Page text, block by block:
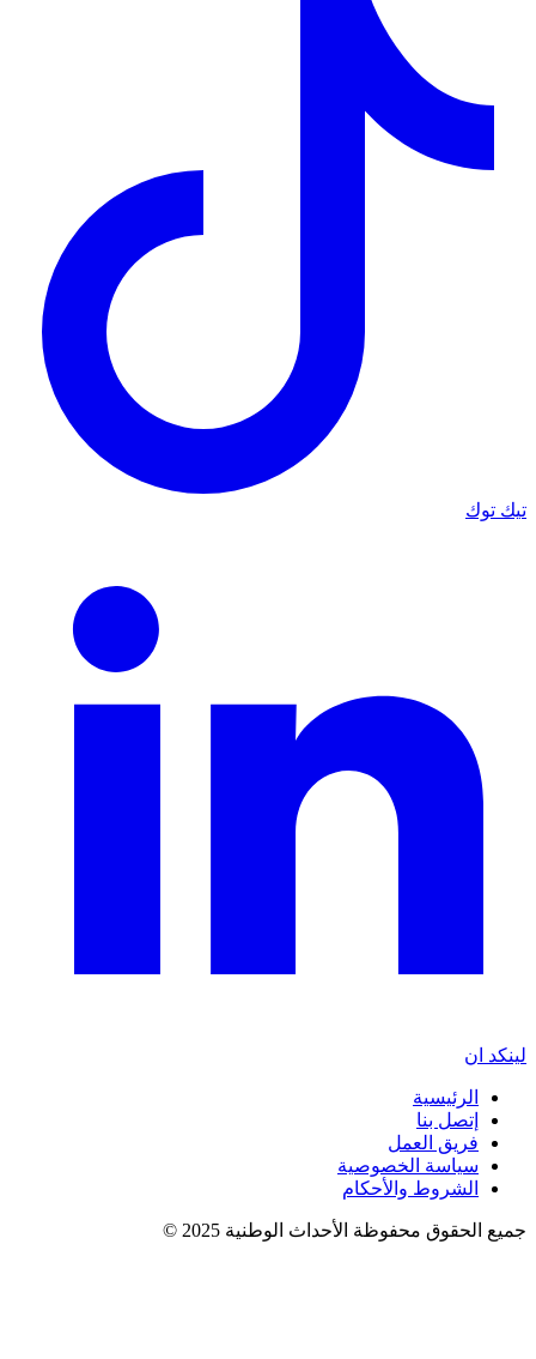
تيك توك
لينكد ان
الرئيسية
إتصل بنا
فريق العمل
سياسة الخصوصية
الشروط والأحكام
جميع الحقوق محفوظة الأحداث الوطنية 2025 ©